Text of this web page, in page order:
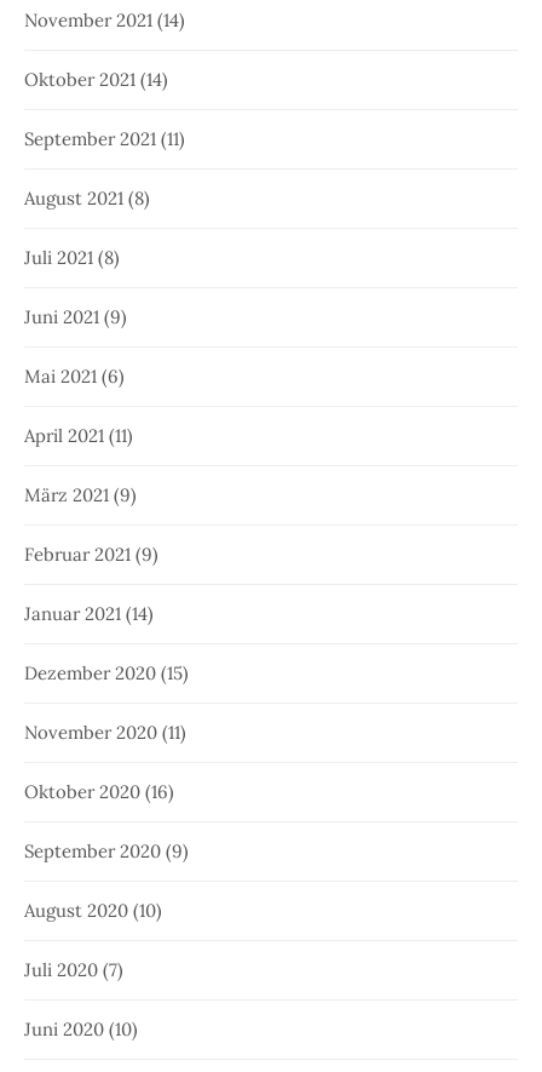
November 2021 (14)
Oktober 2021 (14)
September 2021 (11)
August 2021 (8)
Juli 2021 (8)
Juni 2021 (9)
Mai 2021 (6)
April 2021 (11)
März 2021 (9)
Februar 2021 (9)
Januar 2021 (14)
Dezember 2020 (15)
November 2020 (11)
Oktober 2020 (16)
September 2020 (9)
August 2020 (10)
Juli 2020 (7)
Juni 2020 (10)